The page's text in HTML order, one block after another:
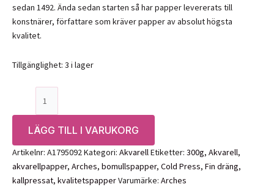
sedan 1492. Ända sedan starten så har papper levererats till
konstnärer, författare som kräver papper av absolut högsta
kvalitet.
Tillgänglighet: 3 i lager
akvarellpapper
x
31
cm
LÄGG TILL I VARUKORG
Artikelnr: A1795092Kategori: AkvarellEtiketter: 300g, Akvarell,
akvarellpapper, Arches, bomullspapper, Cold Press, Fin dräng,
kallpressat, kvalitetspapperVarumärke: Arches